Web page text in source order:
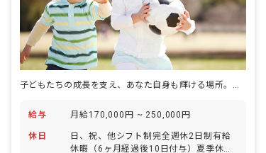
子どもたちの成長を支え、あなた自身も輝ける場所。温かい仲間と理想の保育を叶えませんか？
給与 月給170,000円 ~ 250,000円
休日
日、祝、他シフト制完全週休2日制有給
休暇（6ヶ月経過後10日付与）夏季休暇